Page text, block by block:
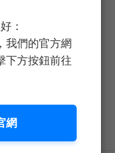
：
我們的官方網
下方按鈕前往
網
週新鮮採收送到
免洗菜新鮮入口安
軌，選擇《野菜鮮